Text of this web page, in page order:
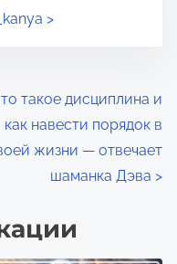
>
такое дисциплина и
как навести порядок в
жизни — отвечает
шаманка Дэва >